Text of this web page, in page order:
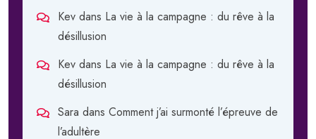
Kev dans La vie à la campagne : du rêve à la
désillusion
Kev dans La vie à la campagne : du rêve à la
désillusion
Sara dans Comment j’ai surmonté l’épreuve de
l’adultère